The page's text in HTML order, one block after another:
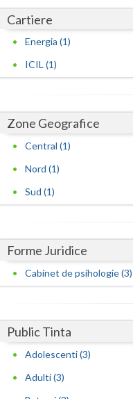
Galati
Ilfov
Mures
Cartiere
Energia (1)
ICIL (1)
Zone Geografice
Central (1)
Nord (1)
Sud (1)
Forme Juridice
Cabinet de psihologie (3)
Public Tinta
Adolescenti (3)
Adulti (3)